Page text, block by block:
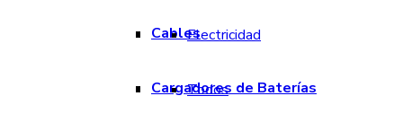
CablesElectricidad
Cargadores de Baterías
Todos